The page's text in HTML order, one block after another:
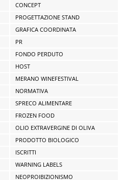
CONCEPT
PROGETTAZIONE STAND
GRAFICA COORDINATA
PR
FONDO PERDUTO
HOST
MERANO WINEFESTIVAL
NORMATIVA
SPRECO ALIMENTARE
FROZEN FOOD
OLIO EXTRAVERGINE DI OLIVA
PRODOTTO BIOLOGICO
ISCRITTI
WARNING LABELS
NEOPROIBIZIONISMO